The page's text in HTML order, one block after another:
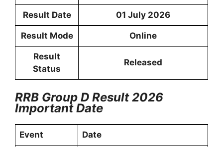
Result Date 01 July 2026
Result Mode Online
Result
Status
Released
RRB Group D Result 2026
Important Date
Event Date